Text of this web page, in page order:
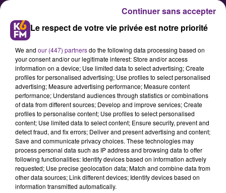
Bientôt une deuxième édition du
challenge de la mobilité dans la
région
La deuxième édition du challenge
de la mobilité Bourgogne-Franche-
Comté « Au travail, on s’y rend
Le respect de votre vie privée est notre priorité
We and our (447) partnersdo the following data processing based on
your consent and/or our legitimate interest: Store and/or access
information on a device; Use limited data to select advertising; Create
profiles for personalised advertising; Use profiles to select personalised
advertising; Measure advertising performance; Measure content
performance; Understand audiences through statistics or combinations
of data from different sources; Develop and improve services; Create
profiles to personalise content; Use profiles to select personalised
content; Use limited data to select content; Ensure security, prevent and
detect fraud, and fix errors; Deliver and present advertising and content;
Save and communicate privacy choices. These technologies may
process personal data such as IP address and browsing data to offer
following functionalities: Identify devices based on information actively
requested; Use precise geolocation data; Match and combine data from
other data sources; Link different devices; Identify devices based on
information transmitted automatically.
Continuer sans accepter